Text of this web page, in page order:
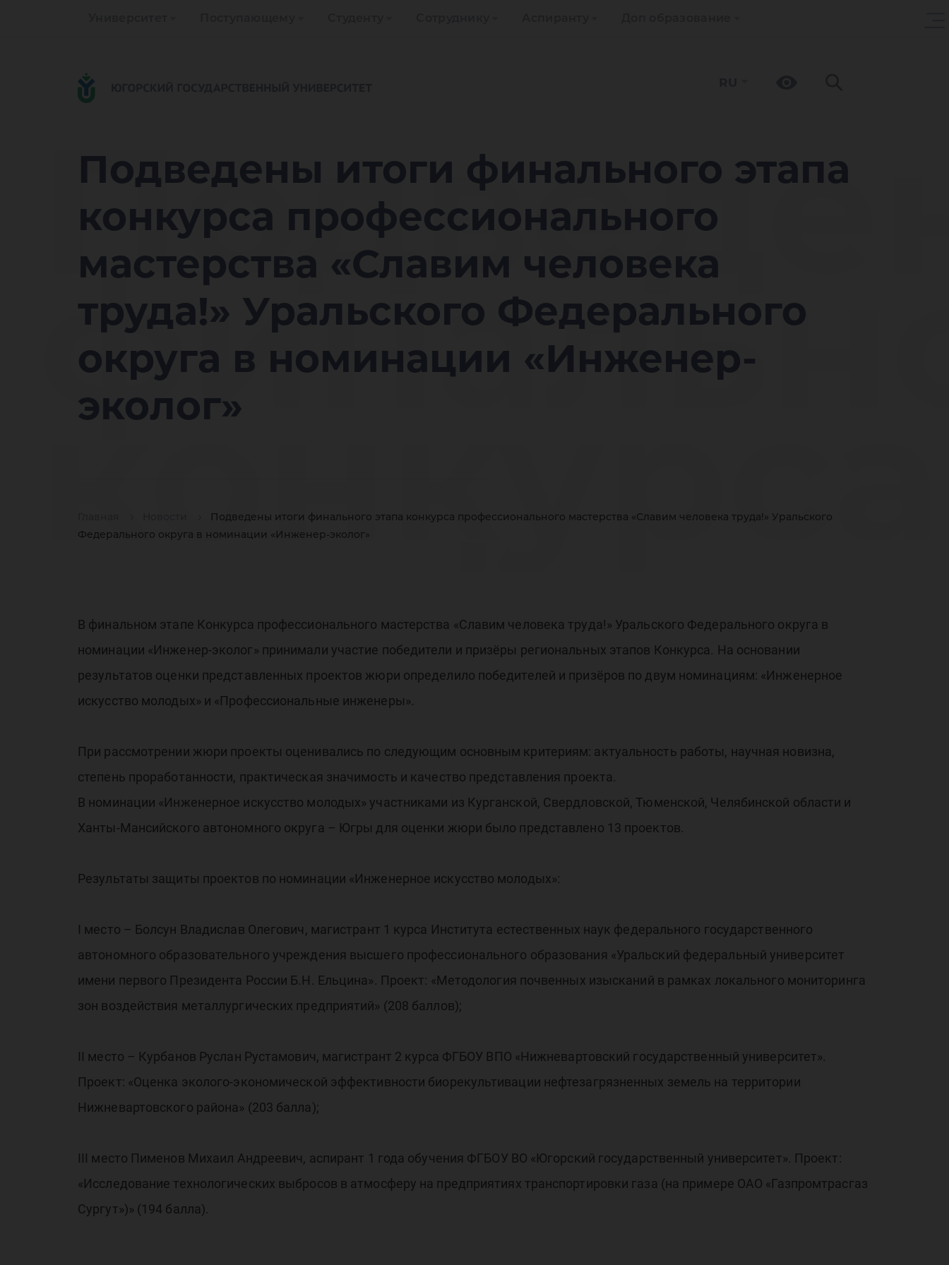
Подведены итоги финального этапа
конкурса профессионального
мастерства «Славим человека
труда!» Уральского Федерального
округа в номинации «Инженер-
эколог»
Подведены итоги финального этапа конкурса профессионального мастерства «Славим человека труда!» Уральского
Федерального округа в номинации «Инженер-эколог»
конкурса
«Славим
труда!»
В финальном этапе Конкурса профессионального мастерства «Славим человека труда!» Уральского Федерального округа в
номинации «Инженер-эколог» принимали участие победители и призёры региональных этапов Конкурса. На основании
результатов оценки представленных проектов жюри определило победителей и призёров по двум номинациям: «Инженерное
искусство молодых» и «Профессиональные инженеры».
При рассмотрении жюри проекты оценивались по следующим основным критериям: актуальность работы, научная новизна,
степень проработанности, практическая значимость и качество представления проекта.
В номинации «Инженерное искусство молодых» участниками из Курганской, Свердловской, Тюменской, Челябинской области и
Ханты-Мансийского автономного округа – Югры для оценки жюри было представлено 13 проектов.
Результаты защиты проектов по номинации «Инженерное искусство молодых»:
I место – Болсун Владислав Олегович, магистрант 1 курса Института естественных наук федерального государственного
автономного образовательного учреждения высшего профессионального образования «Уральский федеральный университет
имени первого Президента России Б.Н. Ельцина». Проект: «Методология почвенных изысканий в рамках локального мониторинга
зон воздействия металлургических предприятий» (208 баллов);
II место – Курбанов Руслан Рустамович, магистрант 2 курса ФГБОУ ВПО «Нижневартовский государственный университет».
Проект: «Оценка эколого-экономической эффективности биорекультивации нефтезагрязненных земель на территории
Нижневартовского района» (203 балла);
III место Пименов Михаил Андреевич, аспирант 1 года обучения ФГБОУ ВО «Югорский государственный университет». Проект:
«Исследование технологических выбросов в атмосферу на предприятиях транспортировки газа (на примере ОАО «Газпромтрасгаз
Сургут»)» (194 балла).